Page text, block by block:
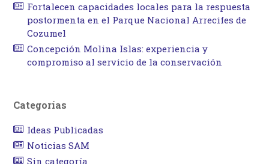
Fortalecen capacidades locales para la respuesta
postormenta en el Parque Nacional Arrecifes de
Cozumel
Concepción Molina Islas: experiencia y
compromiso al servicio de la conservación
Categorías
Ideas Publicadas
Noticias SAM
Sin categoría